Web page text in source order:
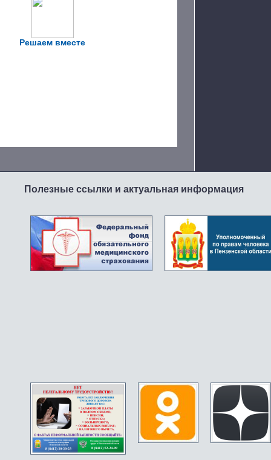
Решаем вместе
Полезные ссылки и актуальная информация